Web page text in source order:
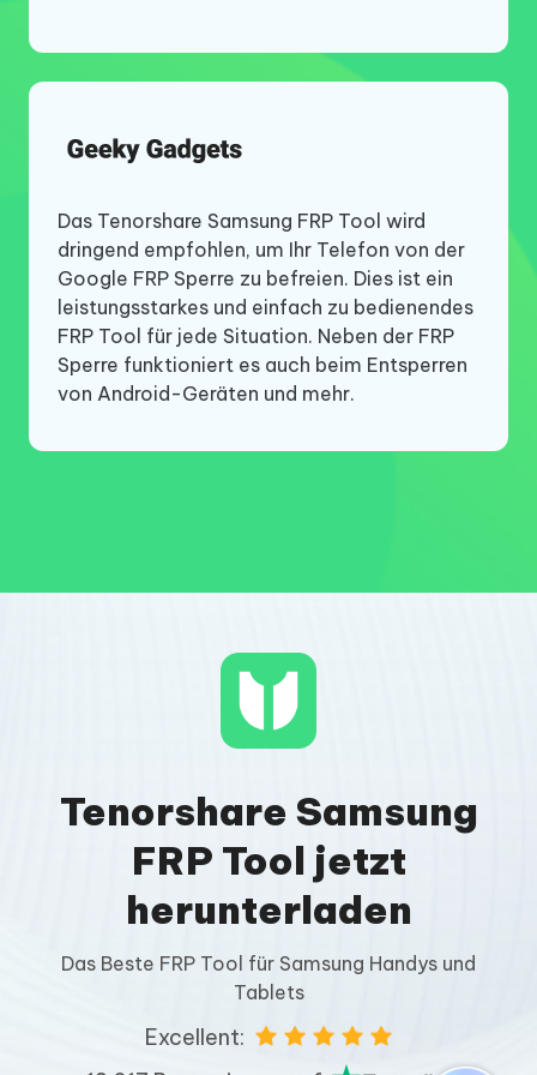
Das Tenorshare Samsung FRP Tool wird
dringend empfohlen, um Ihr Telefon von der
Google FRP Sperre zu befreien. Dies ist ein
leistungsstarkes und einfach zu bedienendes
FRP Tool für jede Situation. Neben der FRP
Sperre funktioniert es auch beim Entsperren
von Android-Geräten und mehr.
Tenorshare Samsung FRP Tool ist ein
hervorragender FRP Entsperrer, der zum
Umgehen der FRP Sperre auf Samsung- und
anderen Android-Handys verwendet werden
kann. Wenn Sie nach einem Werksreset
Probleme mit der FRP Sperre haben, können
Sie versuchen, dieses Problem mit dem
lösen.
Tenorshare FRP Tool beschreiben. Ich habe
es ausprobiert und es hat die FRP Sperre auf
meinem Android Gerät problemlos entfernt.
Es setzt den Goldstandard für FRP Bypass
Tools. Probieren Sie es bei Bedarf aus!
Tenorshare Samsung
FRP Tool jetzt
herunterladen
Das Beste FRP Tool für Samsung Handys und
Tablets
Excellent: